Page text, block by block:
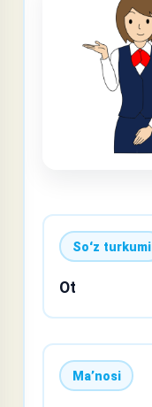
Soʻz turkumi
Ot
Maʼnosi